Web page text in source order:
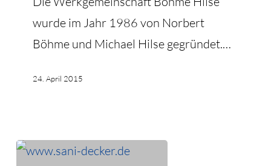
wurde im Jahr 1986 von Norbert
Böhme und Michael Hilse gegründet.…
24. April 2015